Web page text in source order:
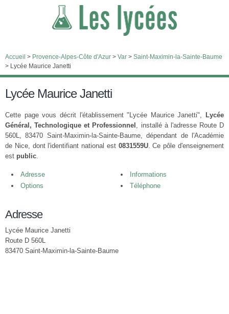
Accueil > Provence-Alpes-Côte d'Azur > Var > Saint-Maximin-la-Sainte-Baume
> Lycée Maurice Janetti
Lycée Maurice Janetti
Cette page vous décrit l'établissement "Lycée Maurice Janetti",
Lycée
Général, Technologique et Professionnel , installé à l'adresse Route D
560L, 83470 Saint-Maximin-la-Sainte-Baume, dépendant de l'Académie
de Nice, dont l'identifiant national est 0831559U. Ce pôle d'enseignement
est public.
Adresse
Informations
Options
Téléphone
Adresse
Lycée Maurice Janetti
Route D 560L
83470 Saint-Maximin-la-Sainte-Baume